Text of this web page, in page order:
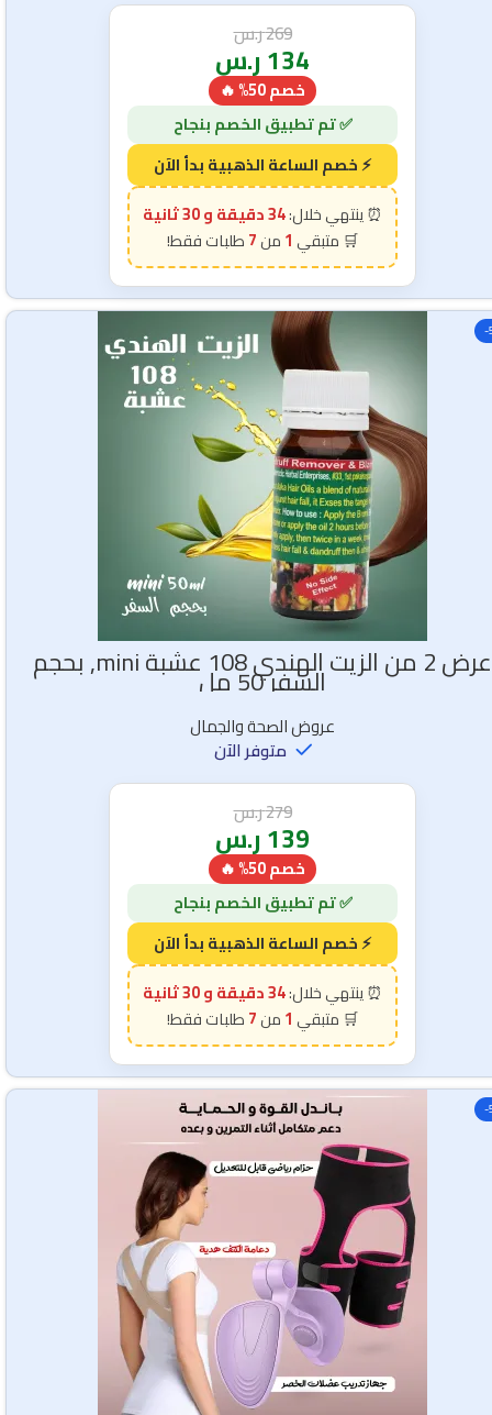
269ر.س
134ر.س
خصم 50% 🔥
34 دقيقة و 28 ثانية
1
7
-
عرض 2 من الزيت الهندي 108 عشبة mini, بحجم السفر 50 مل
عروض الصحة والجمال
متوفر الآن
279ر.س
139ر.س
خصم 50% 🔥
34 دقيقة و 28 ثانية
1
7
-